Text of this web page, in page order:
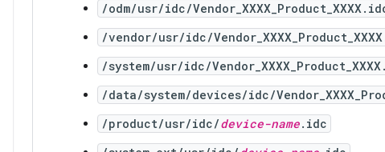
/odm/usr/idc/
/vendor/usr/idc/
/system/usr/idc/
/data/system/devices/idc/
/product/usr/idc/device-name.idc